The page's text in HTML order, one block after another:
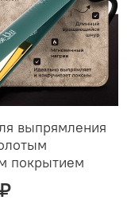
выпрямления
покрытием